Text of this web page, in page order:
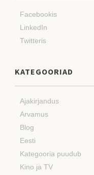
Facebookis
LinkedIn
Twitteris
KATEGOORIAD
Ajakirjandus
Arvamus
Blog
Eesti
Kategooria puudub
Kino ja TV